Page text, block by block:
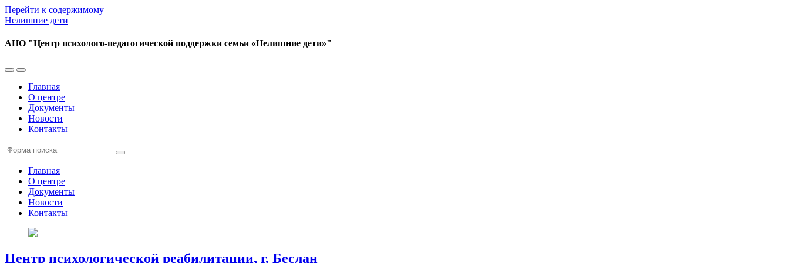
Перейти к содержимому
Нелишние дети
АНО "Центр психолого-педагогической поддержки семьи «Нелишние дети»"
Переключить
мобильное
меню
Переключить
поле
поиска
Главная
О центре
Документы
Новости
Контакты
Поиск
Главная
О центре
Документы
Новости
Контакты
Центр психологической реабилитации, г. Беслан